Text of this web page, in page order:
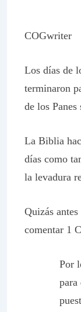
COGwriter
Los días de
terminaron
de los
La Biblia
días como
la levadura
Quizás
comentar 1
Por
para